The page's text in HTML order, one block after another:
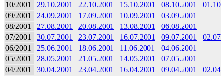
10/2001
29.10.2001 22.10.2001 15.10.2001 08.10.2001
09/2001
24.09.2001 17.09.2001 10.09.2001
03.09.2001
08/2001
27.08.2001 20.08.2001 13.08.2001
06.08.2001
07/2001
30.07.2001 23.07.2001 16.07.2001 09.07.2001
06/2001
25.06.2001 18.06.2001 11.06.2001
04.06.2001
05/2001
28.05.2001 21.05.2001 14.05.2001
07.05.2001
04/2001
30.04.2001 23.04.2001 16.04.2001 09.04.2001